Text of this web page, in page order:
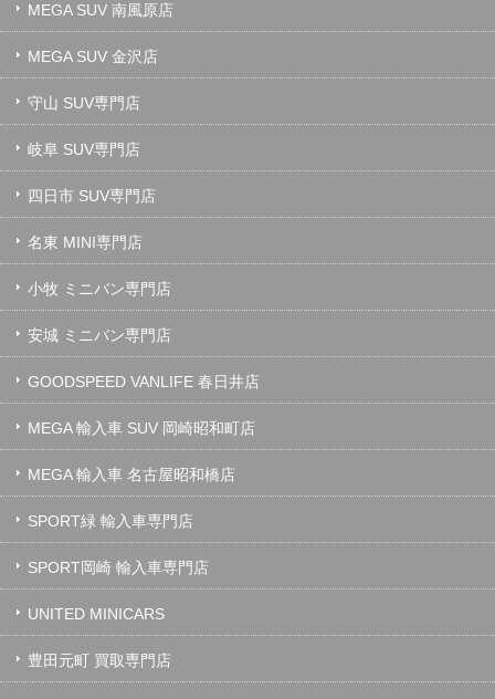
MEGA SUV 南風原店
MEGA SUV 金沢店
守山 SUV専門店
岐阜 SUV専門店
四日市 SUV専門店
名東 MINI専門店
小牧 ミニバン専門店
安城 ミニバン専門店
GOODSPEED VANLIFE 春日井店
MEGA 輸入車 SUV 岡崎昭和町店
MEGA 輸入車 名古屋昭和橋店
SPORT緑 輸入車専門店
SPORT岡崎 輸入車専門店
UNITED MINICARS
豊田元町 買取専門店